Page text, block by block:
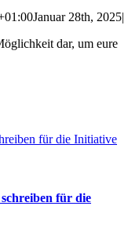
Januar 28th, 2025|
dar, um eure
für die Initiative
für die